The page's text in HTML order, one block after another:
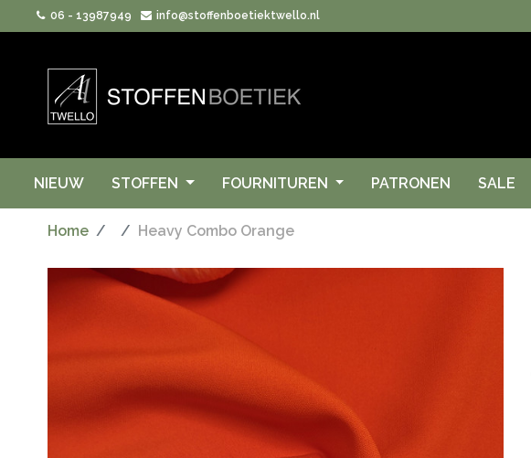
06 - 13987949 info@stoffenboetiektwello.nl
NIEUW STOFFEN FOURNITUREN PATRONEN SALE
Home Heavy Combo Orange